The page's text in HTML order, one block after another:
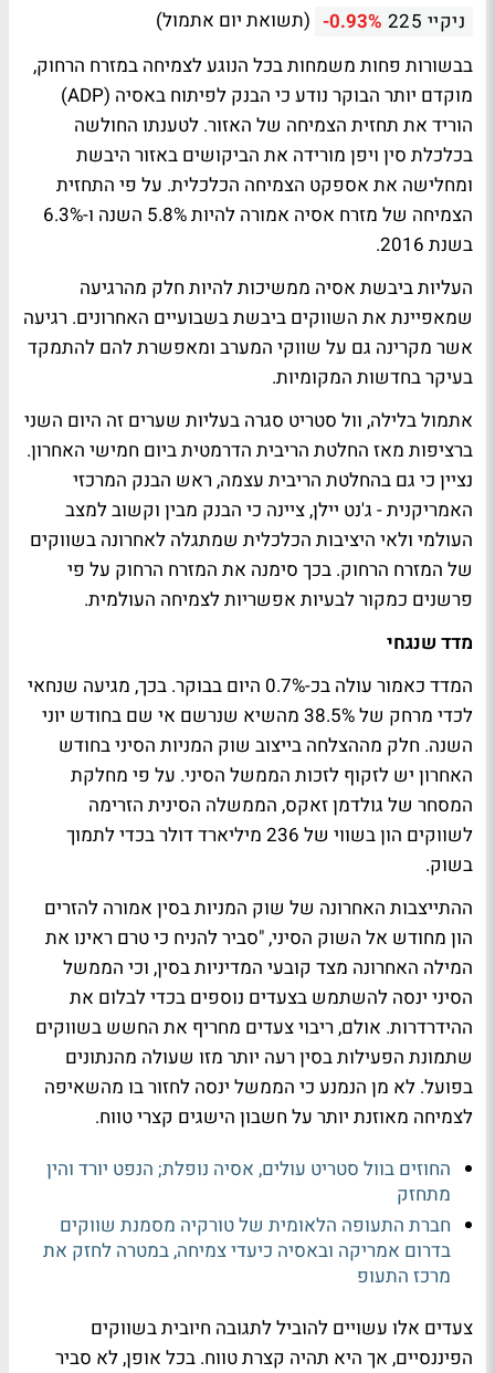
ניקיי 225 -0.93% (תשואת יום אתמול)
בבשורות פחות משמחות בכל הנוגע לצמיחה במזרח הרחוק,
מוקדם יותר הבוקר נודע כי הבנק לפיתוח באסיה (ADP)
הוריד את תחזית הצמיחה של האזור. לטענתו החולשה
בכלכלת סין ויפן מורידה את הביקושים באזור היבשת
ומחלישה את אספקט הצמיחה הכלכלית. על פי התחזית
הצמיחה של מזרח אסיה אמורה להיות 5.8% השנה ו-6.3%
בשנת 2016.
העליות ביבשת אסיה ממשיכות להיות חלק מהרגיעה
שמאפיינת את השווקים ביבשת בשבועיים האחרונים. רגיעה
אשר מקרינה גם על שווקי המערב ומאפשרת להם להתמקד
בעיקר בחדשות המקומיות.
אתמול בלילה, וול סטריט סגרה בעליות שערים זה היום השני
ברציפות מאז החלטת הריבית הדרמטית ביום חמישי האחרון.
נציין כי גם בהחלטת הריבית עצמה, ראש הבנק המרכזי
האמריקנית - ג'נט יילן, ציינה כי הבנק מבין וקשוב למצב
העולמי ולאי היציבות הכלכלית שמתגלה לאחרונה בשווקים
של המזרח הרחוק. בכך סימנה את המזרח הרחוק על פי
פרשנים כמקור לבעיות אפשריות לצמיחה העולמית.
מדד שנגחי
המדד כאמור עולה בכ-0.7% היום בבוקר. בכך, מגיעה שנחאי
לכדי מרחק של 38.5% מהשיא שנרשם אי שם בחודש יוני
השנה. חלק מההצלחה בייצוב שוק המניות הסיני בחודש
האחרון יש לזקוף לזכות הממשל הסיני. על פי מחלקת
המסחר של גולדמן זאקס, הממשלה הסינית הזרימה
לשווקים הון בשווי של 236 מיליארד דולר בכדי לתמוך
בשוק.
ההתייצבות האחרונה של שוק המניות בסין אמורה להזרים
הון מחודש אל השוק הסיני, "סביר להניח כי טרם ראינו את
המילה האחרונה מצד קובעי המדיניות בסין, וכי הממשל
הסיני ינסה להשתמש בצעדים נוספים בכדי לבלום את
ההידרדרות. אולם, ריבוי צעדים מחריף את החשש בשווקים
שתמונת הפעילות בסין רעה יותר מזו שעולה מהנתונים
בפועל. לא מן הנמנע כי הממשל ינסה לחזור בו מהשאיפה
לצמיחה מאוזנת יותר על חשבון הישגים קצרי טווח.
החוזים בוול סטריט עולים, אסיה נופלת; הנפט יורד והין
מתחזק
חברת התעופה הלאומית של טורקיה מסמנת שווקים
בדרום אמריקה ובאסיה כיעדי צמיחה, במטרה לחזק את
מרכז התעופ
צעדים אלו עשויים להוביל לתגובה חיובית בשווקים
הפיננסיים, אך היא תהיה קצרת טווח. בכל אופן, לא סביר